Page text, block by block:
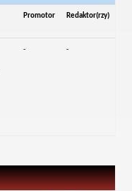
Promotor Redaktor(rzy)
- -